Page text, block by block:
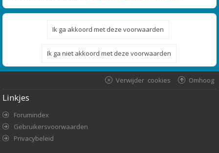
Omhoog
Verwijder cookies
Linkjes
Forumindex
Gebruikersvoorwaarden
Privacybeleid